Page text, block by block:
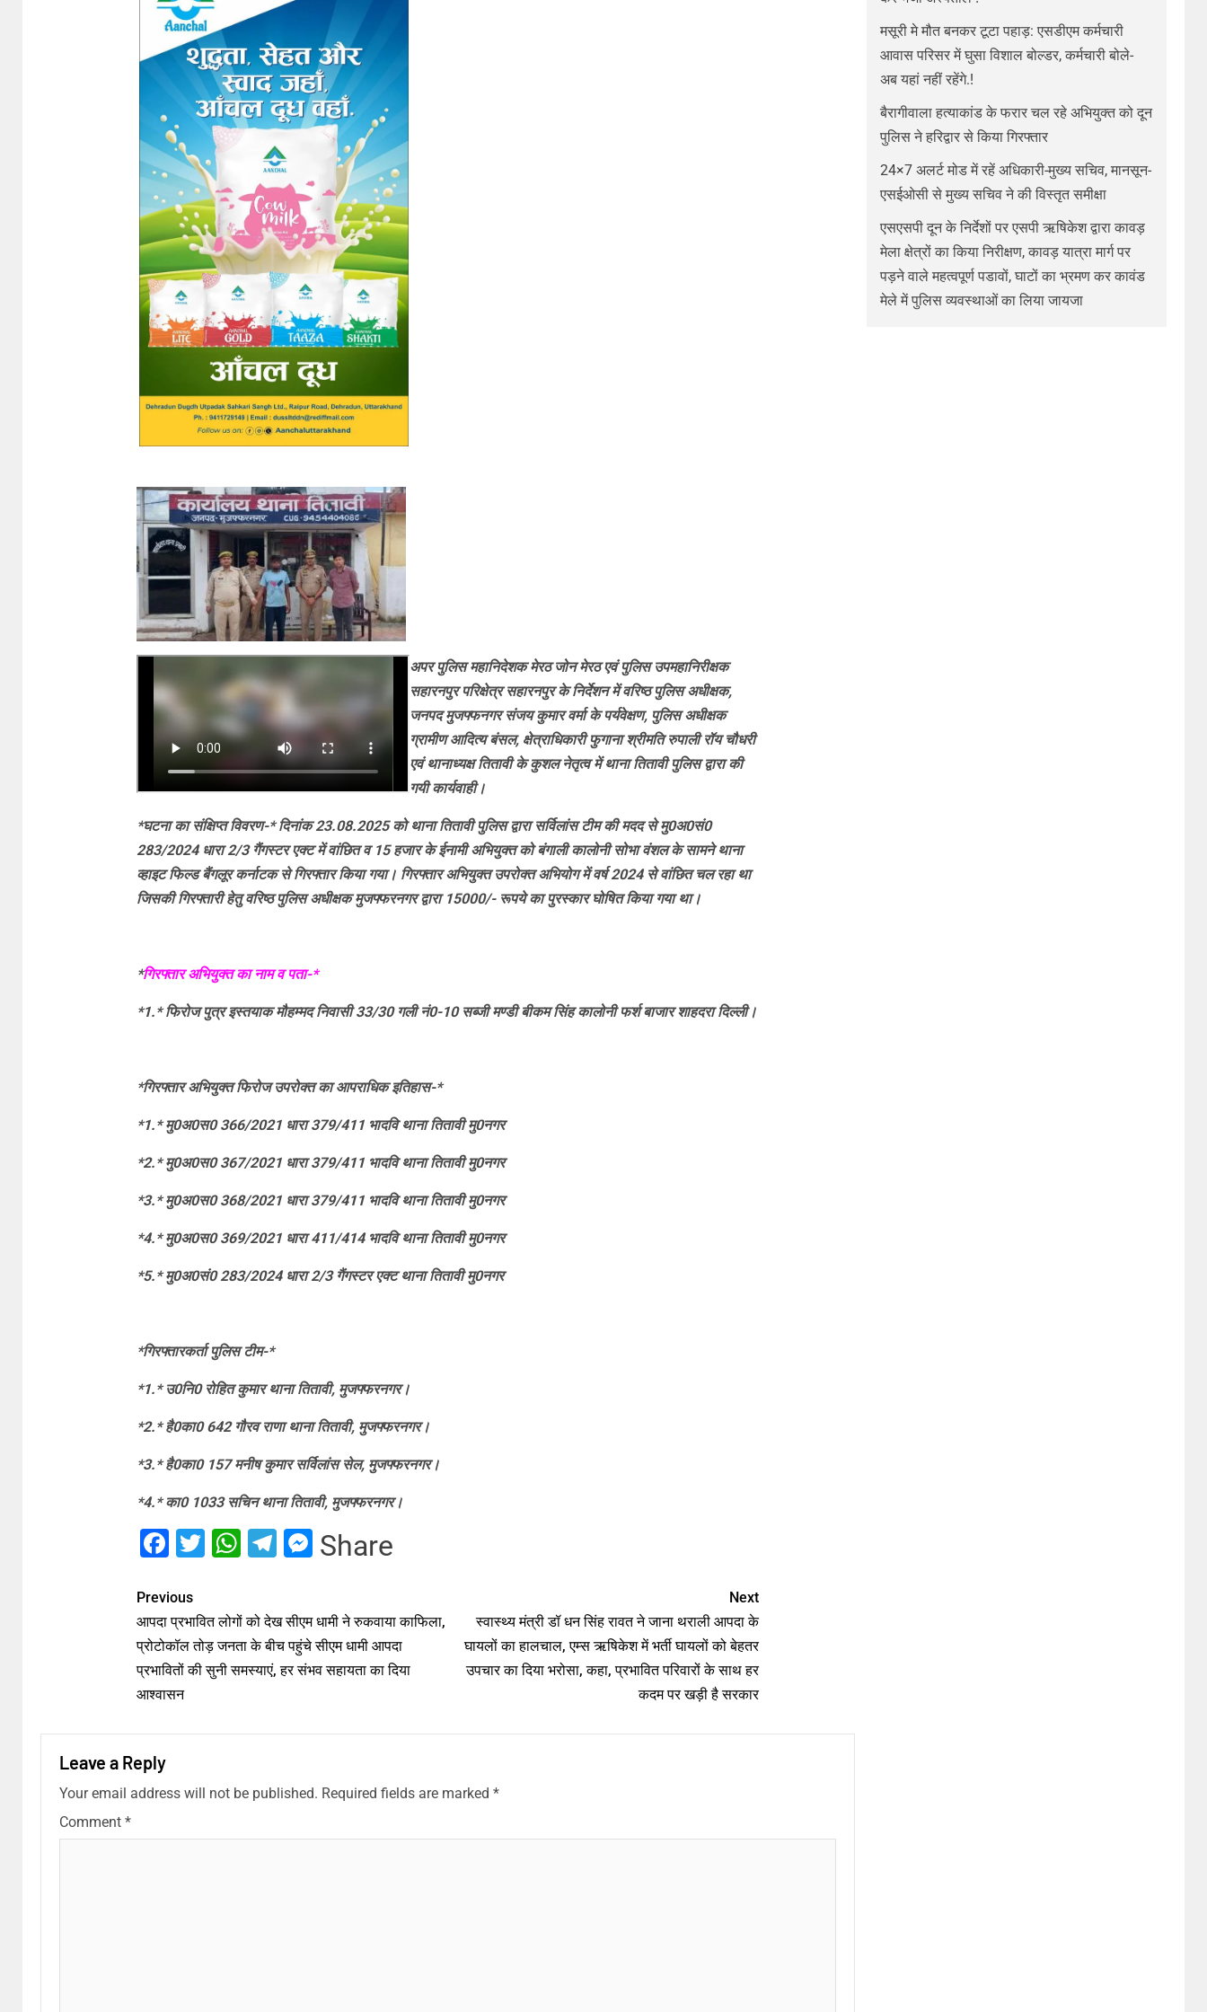
अपर पुलिस महानिदेशक मेरठ जोन मेरठ एवं पुलिस उपमहानिरीक्षक
सहारनपुर परिक्षेत्र सहारनपुर के निर्देशन में वरिष्ठ पुलिस अधीक्षक,
जनपद मुजफ्फनगर संजय कुमार वर्मा के पर्यवेक्षण, पुलिस अधीक्षक
ग्रामीण आदित्य बंसल, क्षेत्राधिकारी फुगाना श्रीमति रुपाली रॉय चौधरी
एवं थानाध्यक्ष तितावी के कुशल नेतृत्व में थाना तितावी पुलिस द्वारा की
गयी कार्यवाही।
*घटना का संक्षिप्त विवरण-* दिनांक 23.08.2025 को थाना तितावी पुलिस द्वारा सर्विलांस टीम की मदद से मु0अ0सं0
283/2024 धारा 2/3 गैंगस्टर एक्ट में वांछित व 15 हजार के ईनामी अभियुक्त को बंगाली कालोनी सोभा वंशल के सामने थाना
व्हाइट फिल्ड बैंगलूर कर्नाटक से गिरफ्तार किया गया। गिरफ्तार अभियुक्त उपरोक्त अभियोग में वर्ष 2024 से वांछित चल रहा था
जिसकी गिरफ्तारी हेतु वरिष्ठ पुलिस अधीक्षक मुजफ्फरनगर द्वारा 15000/- रूपये का पुरस्कार घोषित किया गया था।
*गिरफ्तार अभियुक्त का नाम व पता-*
*1.* फिरोज पुत्र इस्तयाक मौहम्मद निवासी 33/30 गली नं0-10 सब्जी मण्डी बीकम सिंह कालोनी फर्श बाजार शाहदरा दिल्ली।
*गिरफ्तार अभियुक्त फिरोज उपरोक्त का आपराधिक इतिहास-*
*1.* मु0अ0स0 366/2021 धारा 379/411 भादवि थाना तितावी मु0नगर
*2.* मु0अ0स0 367/2021 धारा 379/411 भादवि थाना तितावी मु0नगर
*3.* मु0अ0स0 368/2021 धारा 379/411 भादवि थाना तितावी मु0नगर
*4.* मु0अ0स0 369/2021 धारा 411/414 भादवि थाना तितावी मु0नगर
*5.* मु0अ0सं0 283/2024 धारा 2/3 गैंगस्टर एक्ट थाना तितावी मु0नगर
*गिरफ्तारकर्ता पुलिस टीम-*
*1.* उ0नि0 रोहित कुमार थाना तितावी, मुजफ्फरनगर।
*2.* है0का0 642 गौरव राणा थाना तितावी, मुजफ्फरनगर।
*3.* है0का0 157 मनीष कुमार सर्विलांस सेल, मुजफ्फरनगर।
*4.* का0 1033 सचिन थाना तितावी, मुजफ्फरनगर।
Facebook
Twitter
WhatsApp
Telegram
Messenger
Share
Previous
आपदा प्रभावित लोगों को देख सीएम धामी ने रुकवाया काफिला,
प्रोटोकॉल तोड़ जनता के बीच पहुंचे सीएम धामी आपदा
प्रभावितों की सुनी समस्याएं, हर संभव सहायता का दिया
आश्वासन
Next
स्वास्थ्य मंत्री डॉ धन सिंह रावत ने जाना थराली आपदा के
घायलों का हालचाल, एम्स ऋषिकेश में भर्ती घायलों को बेहतर
उपचार का दिया भरोसा, कहा, प्रभावित परिवारों के साथ हर
कदम पर खड़ी है सरकार
Leave a Reply
Your email address will not be published. Required fields are marked *
Comment *
मसूरी मे मौत बनकर टूटा पहाड़: एसडीएम कर्मचारी
आवास परिसर में घुसा विशाल बोल्डर, कर्मचारी बोले-
अब यहां नहीं रहेंगे.!
बैरागीवाला हत्याकांड के फरार चल रहे अभियुक्त को दून
पुलिस ने हरिद्वार से किया गिरफ्तार
24×7 अलर्ट मोड में रहें अधिकारी-मुख्य सचिव, मानसून-
एसईओसी से मुख्य सचिव ने की विस्तृत समीक्षा
एसएसपी दून के निर्देशों पर एसपी ऋषिकेश द्वारा कावड़
मेला क्षेत्रों का किया निरीक्षण, कावड़ यात्रा मार्ग पर
पड़ने वाले महत्वपूर्ण पडावों, घाटों का भ्रमण कर कावंड
मेले में पुलिस व्यवस्थाओं का लिया जायजा